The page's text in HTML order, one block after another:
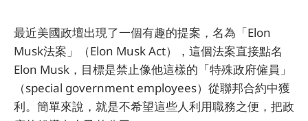
最近美國政壇出現了一個有趣的提案，名為「Elon
Musk法案」（Elon Musk Act），這個法案直接點名
Elon Musk，目標是禁止像他這樣的「特殊政府僱員」
（special government employees）從聯邦合約中獲
利。簡單來說，就是不希望這些人利用職務之便，把政